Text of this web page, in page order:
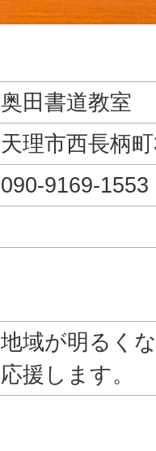
奥田書道教室
天理市西長柄
090-9169-1553
地域が明るく
応援します。